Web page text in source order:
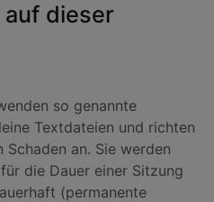
dieser
so genannte
Textdateien und richten
an. Sie werden
die Dauer einer Sitzung
(permanente